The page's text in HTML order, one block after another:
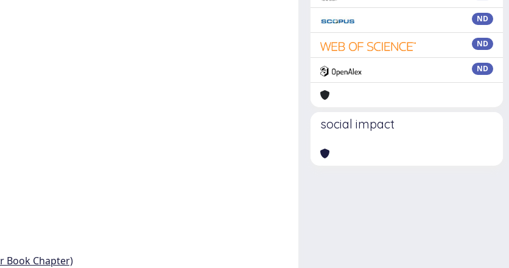
Book Chapter)
ND
ND
ND
social impact